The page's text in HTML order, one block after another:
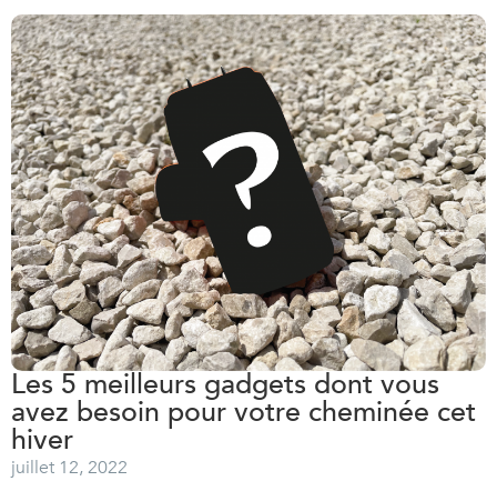
Les 5 meilleurs gadgets dont vous
avez besoin pour votre cheminée cet
hiver
juillet 12, 2022